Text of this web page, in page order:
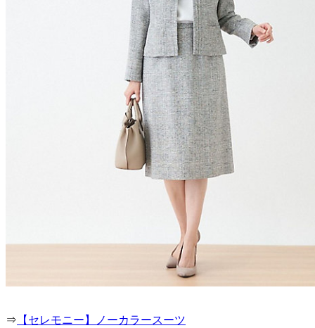
⇒ 【セレモニー】ノーカラースーツ